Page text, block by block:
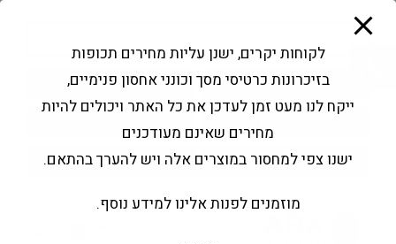
פתח סרגל נגישות
Products
search
החשבון שלי בקשה להצעה
לקוחות יקרים, ישנן עליות מחירים תכופות
בזיכרונות כרטיסי מסך וכונני אחסון פנימיים,
ייקח לנו מעט זמן לעדכן את כל האתר ויכולים להיות
מחירים שאינם מעודכנים
ישנו צפי למחסור במוצרים אלה ויש להערך בהתאם.
מוזמנים לפנות אלינו למידע נוסף.